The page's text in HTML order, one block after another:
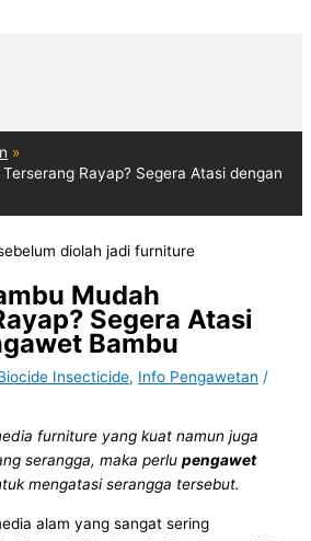
Rayap? Segera Atasi dengan
Mudah
Segera Atasi
Bambu
Insecticide, Info Pengawetan /
furniture yang kuat namun juga
serangga, maka perlupengawet
mengatasi serangga tersebut.
alam yang sangat sering